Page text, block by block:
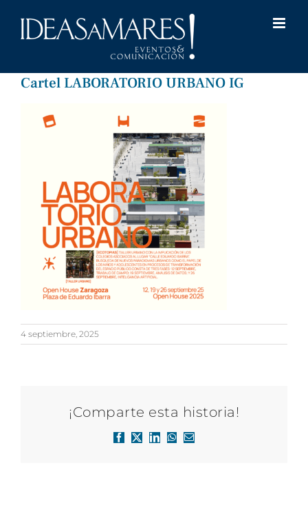
Cartel LABORATORIO URBANO IG
4 septiembre, 2025
¡Comparte esta historia!
Facebook
X LinkedInWhatsApp
Correo